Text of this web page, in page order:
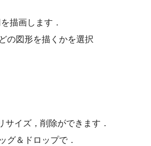
描画します．
の図形を描くかを選択
イズ，削除ができます．
グ＆ドロップで．